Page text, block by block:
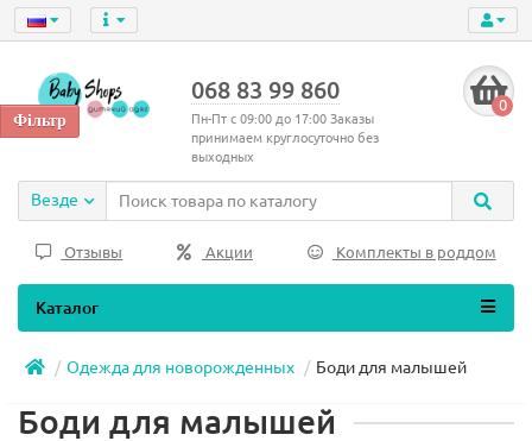
068 83 99 860
Пн-Пт с 09:00 до 17:00 Заказы
принимаем круглосуточно без
выходных
0
Везде
Отзывы Акции Комплекты в роддом
Каталог
Одежда для новорожденных Боди для малышей
Боди для малышей